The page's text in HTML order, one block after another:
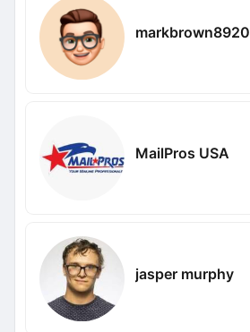
markbrown8920
MailPros USA
jasper murphy